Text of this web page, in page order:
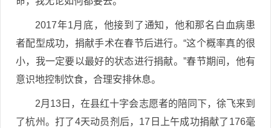
2017年1月底，他接到了通知，他和那名白血病患
者配型成功，捐献手术在春节后进行。“这个概率真的很
小，我一定要以最好的状态进行捐献。”春节期间，他有
意识地控制饮食，合理安排休息。
2月13日，在县红十字会志愿者的陪同下，徐飞来到
了杭州。打了4天动员剂后，17日上午成功捐献了176毫